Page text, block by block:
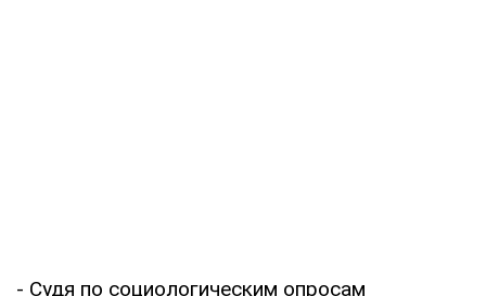
- Судя по социологическим опросам